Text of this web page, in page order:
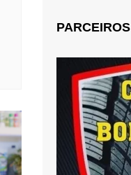
PARCEIROS